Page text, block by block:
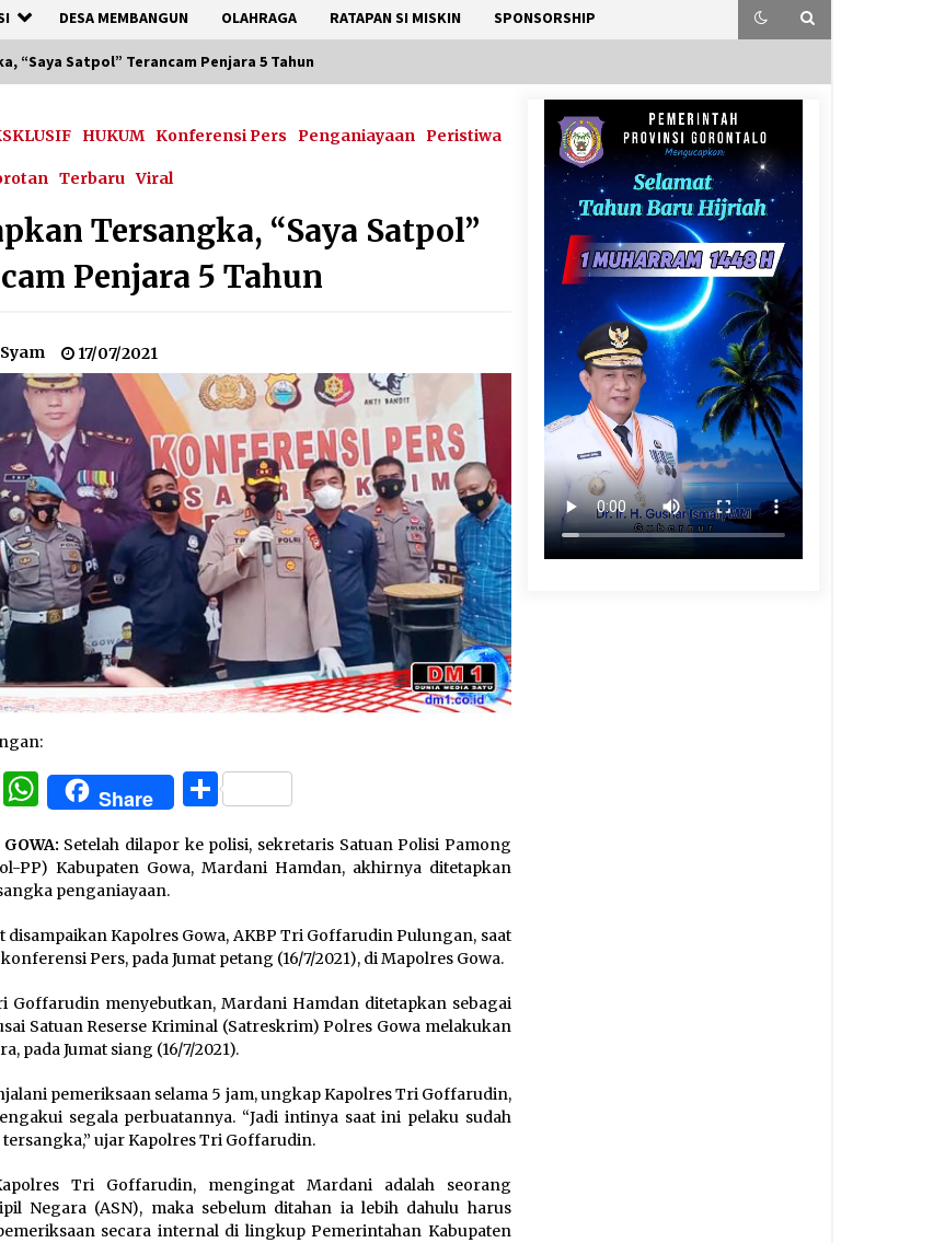
DESA MEMBANGUN OLAHRAGA RATAPAN SI MISKIN SPONSORSHIP
“Saya Satpol” Terancam Penjara 5 Tahun
HUKUM Konferensi Pers Penganiayaan Peristiwa
Terbaru Viral
Tersangka, “Saya Satpol”
Penjara 5 Tahun
17/07/2021
Twitter
WhatsApp
Share Share
Setelah dilapor ke polisi, sekretaris Satuan Polisi Pamong
PP) Kabupaten Gowa, Mardani Hamdan, akhirnya ditetapkan
penganiayaan.
disampaikan Kapolres Gowa, AKBP Tri Goffarudin Pulungan, saat
Pers, pada Jumat petang (16/7/2021), di Mapolres Gowa.
Goffarudin menyebutkan, Mardani Hamdan ditetapkan sebagai
Satuan Reserse Kriminal (Satreskrim) Polres Gowa melakukan
pada Jumat siang (16/7/2021).
pemeriksaan selama 5 jam, ungkap Kapolres Tri Goffarudin,
segala perbuatannya. “Jadi intinya saat ini pelaku sudah
ujar Kapolres Tri Goffarudin.
Tri Goffarudin, mengingat Mardani adalah seorang
Negara (ASN), maka sebelum ditahan ia lebih dahulu harus
secara internal di lingkup Pemerintahan Kabupaten